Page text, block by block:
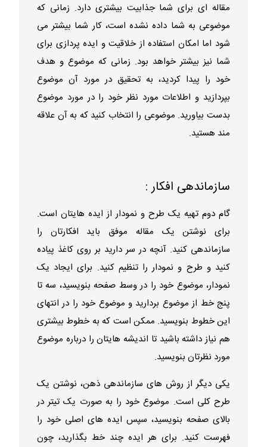
مقاله ای برای شما جذابیت بیشتری دارد. زمانی که
موضوعی به شما داده نشده است، کار شما بیشتر می
شود اما امکان استفاده از خلاقیت و ایده پردازی برای
شما نیز بیشتر خواهد بود. زمانی که موضوع و هدف
خود را پیدا کردید، به تحقیق در مورد آن موضوع
بپردازید و اطلاعات مورد نظر خود را در مورد موضوع
بدست بیاورید. موضوعی را انتخاب کنید که به آن علاقه
مند هستید.
سازماندهی افکار :
گام دوم تهیه یک طرح و نمودار از ایده هایتان است.
برای نوشتن یک مقاله موفق باید افکارتان را
سازماندهی کنید. آنچه در سر دارید بر روی کاغذ پیاده
کنید و طرح و نمودار را تنظیم کنید. برای ایجاد یک
نمودار، موضوع خود را در وسط صفحه بنویسید، سه تا
پنج خط از موضوع بردارید و موضوع خود را در انتهای
این خطوط بنویسید. ممکن است که به خطوط بیشتری
هم نیاز داشته باشید تا اندیشه هایتان را درباره موضوع
مورد نظرتان بنویسید.
یکی دیگر از روش های سازماندهی ذهن، نوشتن یک
طرح کلی است. موضوع خود را به صورت یک تیتر در
بالای صفحه بنویسید، سپس ایده های اصلی خود را
فهرست کنید. برای هر ایده چند خط بگذارید، چون